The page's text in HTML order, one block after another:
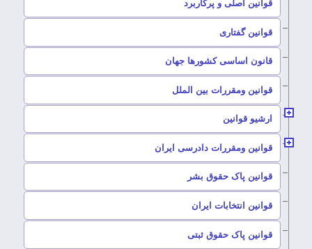
قوانین اصلی و پرکاربرد
قوانین گفتاری
قانون اساسی کشورها جهان
قوانین ومقررات بین الملل
ارشیو قوانین
قوانین ومقررات دادرسی ایران
قوانین پاک حقوق بشر
قوانین انتخابات ایران
قوانین پاک حقوق ثبتی